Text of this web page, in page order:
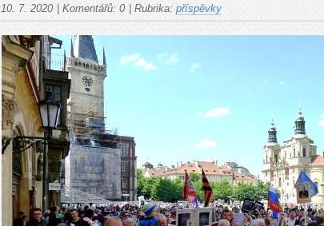
10. 7. 2020 | Komentářů: 0 | Rubrika: příspěvky